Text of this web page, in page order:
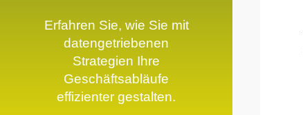
Erfahren Sie, wie Sie mit
datengetriebenen
Strategien Ihre
Geschäftsabläufe
effizienter gestalten.